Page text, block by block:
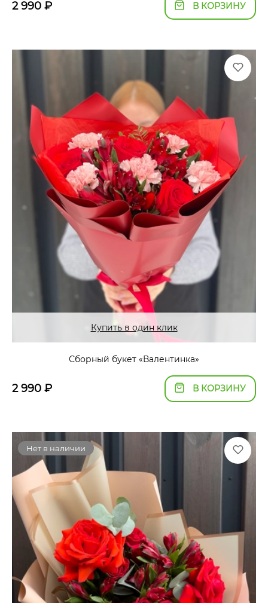
2 990 ₽ В КОРЗИНУ
Купить в один клик
Сборный букет «Валентинка»
2 990 ₽ В КОРЗИНУ
Нет в наличии